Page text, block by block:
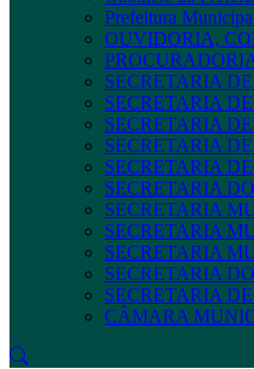
Prefeitura
OUVIDORIA,
SECRETARIA
SECRETARIA
SECRETARIA
SECRETARIA
SECRETARIA
SECRETARIA
SECRETARIA
SECRETARIA
SECRETARIA
SECRETARIA
SECRETARIA
CÂMARA